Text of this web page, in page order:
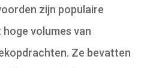
zijn populaire
volumes van
Ze bevatten